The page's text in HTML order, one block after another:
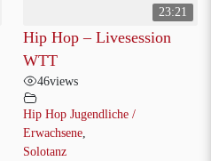
23:21
Hip Hop – Livesession
WTT
46views
Hip Hop Jugendliche /
Erwachsene
Solotanz